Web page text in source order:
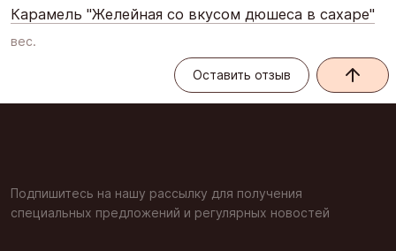
Карамель "Желейная со вкусом дюшеса в сахаре"
вес.
Оставить отзыв
Подпишитесь на нашу рассылку для получения
специальных предложений и регулярных новостей